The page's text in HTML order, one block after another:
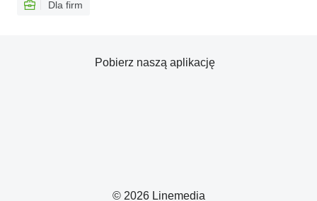
Dla firm
© 2026 Linemedia
Pobierz naszą aplikację